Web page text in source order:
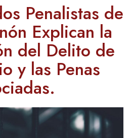
Penalistas de
Explican la
del Delito de
y las Penas